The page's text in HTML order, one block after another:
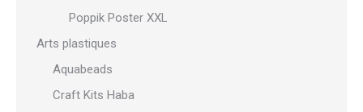
Poppik Poster XXL
Arts plastiques
Aquabeads
Craft Kits Haba